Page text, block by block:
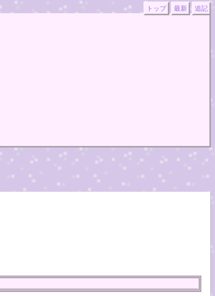
トップ 最新 追記